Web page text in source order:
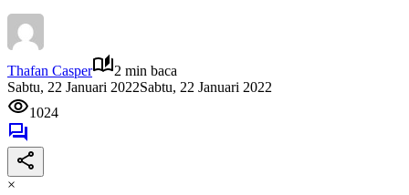
Thafan Casper
2 min baca
Sabtu, 22 Januari 2022Sabtu, 22 Januari 2022
1024
×